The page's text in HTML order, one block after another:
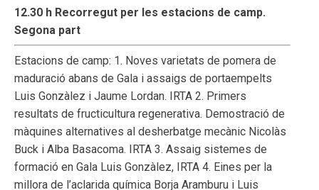
12.30 h Recorregut per les estacions de camp.
Segona part
Estacions de camp: 1. Noves varietats de pomera de
maduració abans de Gala i assaigs de portaempelts
Luis Gonzàlez i Jaume Lordan. IRTA 2. Primers
resultats de fructicultura regenerativa. Demostració de
màquines alternatives al desherbatge mecànic Nicolàs
Buck i Alba Basacoma. IRTA 3. Assaig sistemes de
formació en Gala Luis Gonzàlez, IRTA 4. Eines per la
millora de l’aclarida química Borja Aramburu i Luis